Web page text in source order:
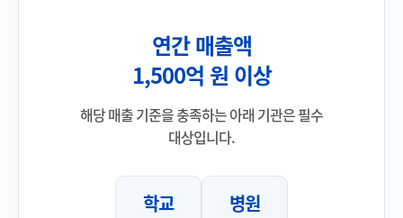
연간 매출액
1,500억 원 이상
해당 매출 기준을 충족하는 아래 기관은 필수
대상입니다.
학교 병원